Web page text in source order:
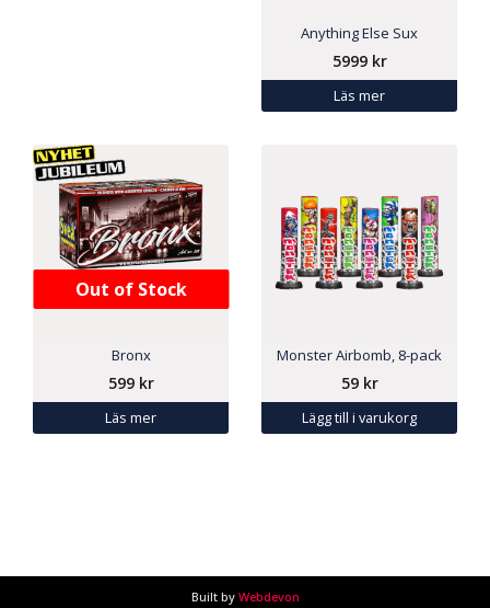
Anything Else Sux
5999 kr
Läs mer
Out of Stock
Bronx
599 kr
Läs mer
Monster Airbomb, 8-pack
59 kr
Lägg till i varukorg
Built by Webdevon